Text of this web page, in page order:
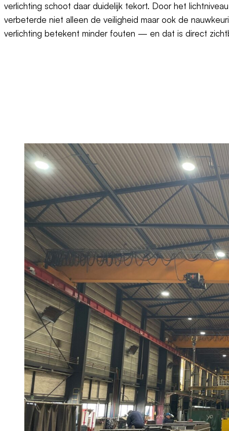
verlichting schoot daar duidelijk tekort. Door het
verbeterde niet alleen de veiligheid maar ook de
verlichting betekent minder fouten — en dat is direct